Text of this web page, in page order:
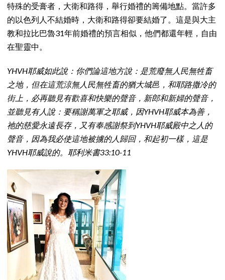
特殊的受膏者，大衛和路得，舉行婚禮的籌備地點。當許多
的以色列人不結婚時，大衛和路得卻要結婚了。這是與大主
教和拉比巴魯31年前婚禮的預言相似，他們都還年輕，自由
在聖靈中。
YHVH耶威如此說：你們論這地方說：是荒廢無人民無牲畜
之地，但在這荒涼無人民無牲畜的猶大城邑，和耶路撒冷的
街上，必再聽見有歡喜和快樂的聲音，新郎和新婦的聲音，
並聽見有人說：要稱謝萬軍之耶威，因YHVH耶威本為善，
祂的慈愛永遠長存，又有奉感謝祭到YHVH耶威殿中之人的
聲音，因為我必使這地被擄的人歸回，和起初一樣，這是
YHVH耶威說的。耶利米書33:10-11